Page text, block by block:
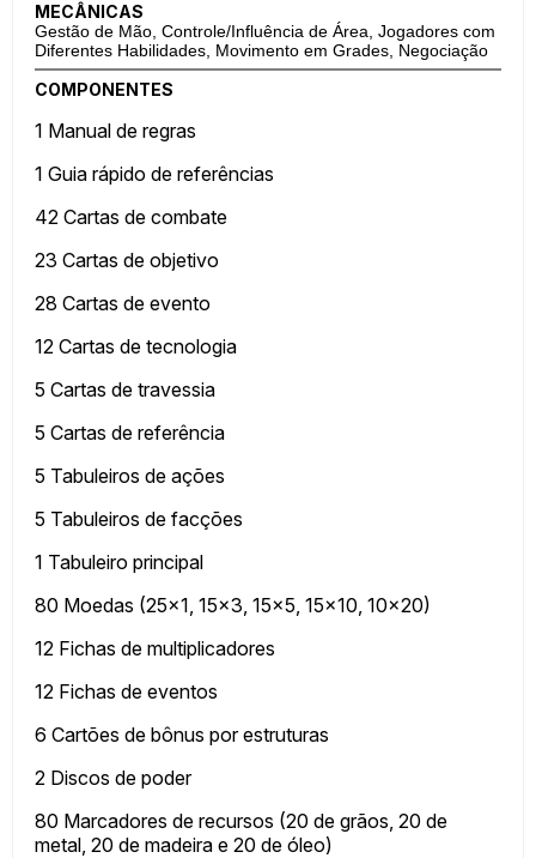
MECÂNICAS
Gestão de Mão, Controle/Influência de Área, Jogadores com
Diferentes Habilidades, Movimento em Grades, Negociação
COMPONENTES
1 Manual de regras
1 Guia rápido de referências
42 Cartas de combate
23 Cartas de objetivo
28 Cartas de evento
12 Cartas de tecnologia
5 Cartas de travessia
5 Cartas de referência
5 Tabuleiros de ações
5 Tabuleiros de facções
1 Tabuleiro principal
80 Moedas (25×1, 15×3, 15×5, 15×10, 10×20)
12 Fichas de multiplicadores
12 Fichas de eventos
6 Cartões de bônus por estruturas
2 Discos de poder
80 Marcadores de recursos (20 de grãos, 20 de
metal, 20 de madeira e 20 de óleo)